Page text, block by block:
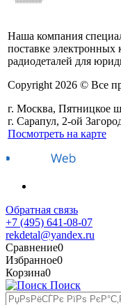
Наша компания
поставке электронных
радиодеталей для
Copyright 2026 © Все
г. Москва, Пятницкое
г. Сарапул, 2-ой
Посмотреть на карте
Обратная связь
+7 (495) 641-08-07
rekdetal@yandex.ru
Сравнение0
Избранное0
Корзина0
Поиск